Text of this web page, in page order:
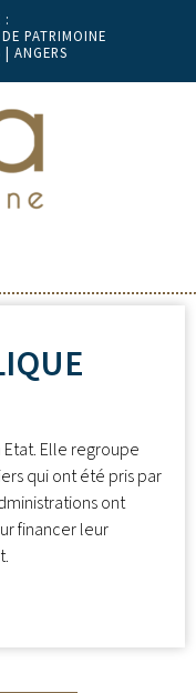
:
PATRIMOINE
ANGERS
Elle regroupe
qui ont été pris par
ont
financer leur